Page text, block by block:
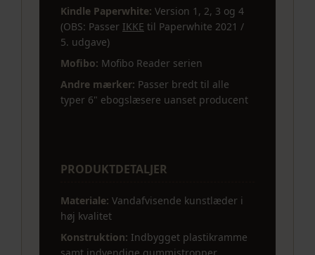
Kindle Paperwhite: Version 1, 2, 3 og 4
(OBS: Passer IKKE til Paperwhite 2021 /
5. udgave)
Mofibo: Mofibo Reader serien
Andre mærker: Passer bredt til alle
typer 6" ebogslæsere uanset producent
PRODUKTDETALJER
Materiale: Vandafvisende kunstlæder i
høj kvalitet
Konstruktion: Indbygget plastikramme